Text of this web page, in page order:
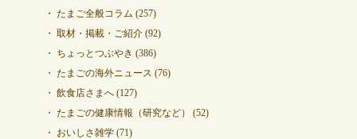
たまご全般コラム (257)
取材・掲載・ご紹介(92)
ちょっとつぶやき (386)
たまごの海外ニュース (76)
飲食店さまへ(127)
たまごの健康情報（研究など）
(52)
おいしさ雑学(71)